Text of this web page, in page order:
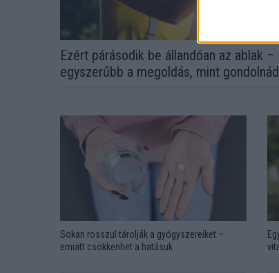
Ezért párásodik be állandóan az ablak –
egyszerűbb a megoldás, mint gondolnád
Sokan rosszul tárolják a gyógyszereiket –
emiatt csökkenhet a hatásuk